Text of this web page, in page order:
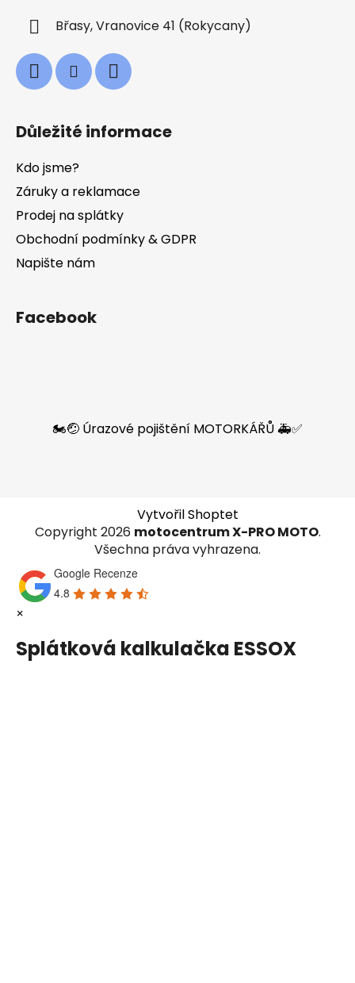
Břasy, Vranovice 41 (Rokycany)
Důležité informace
Kdo jsme?
Záruky a reklamace
Prodej na splátky
Obchodní podmínky & GDPR
Napište nám
Facebook
🏍️🤕 Úrazové pojištění MOTORKÁŘŮ 🚑✅
Vytvořil Shoptet
Copyright 2026 motocentrum X-PRO MOTO.
Všechna práva vyhrazena.
Google Recenze
4.8
×
Splátková kalkulačka ESSOX